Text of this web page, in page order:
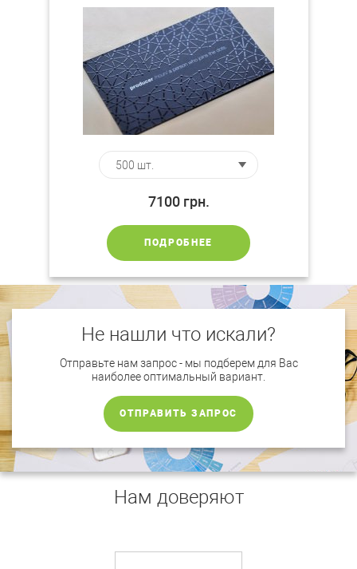
7100 грн.
ПОДРОБНЕЕ
Не нашли что искали?
Отправьте нам запрос - мы подберем для Вас
наиболее оптимальный вариант.
ОТПРАВИТЬ ЗАПРОС
Нам доверяют